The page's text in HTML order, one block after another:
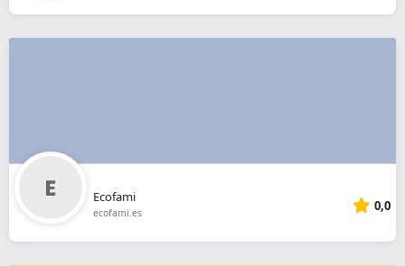
Ecofami
ecofami.es 0,0